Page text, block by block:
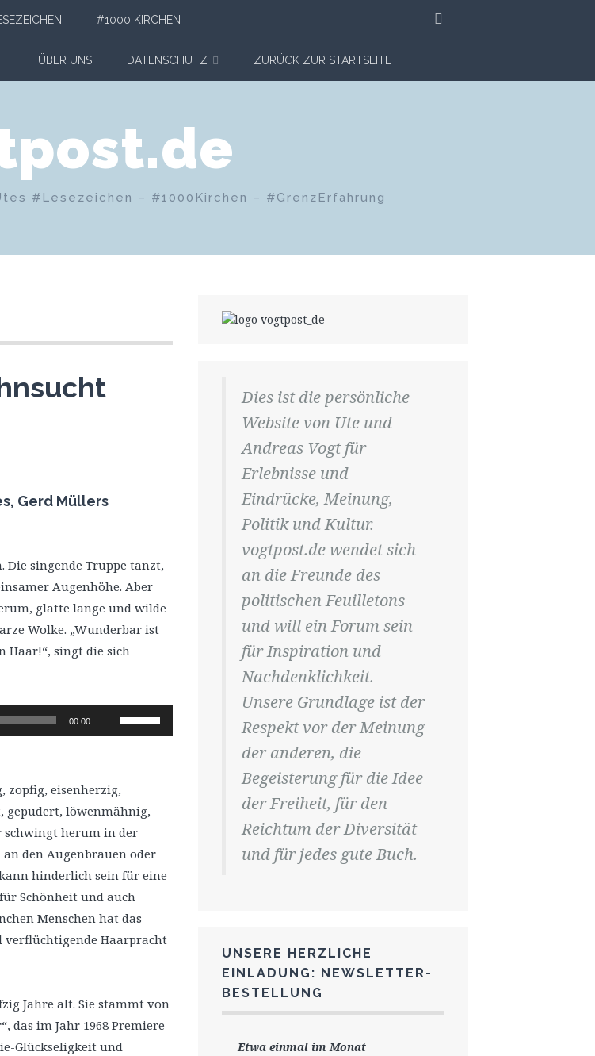
#1000 KIRCHEN
ÜBER UNS DATENSCHUTZ ZURÜCK ZUR STARTSEITE
#Lesezeichen – #1000Kirchen – #GrenzErfahrung
Gerd Müllers
Die singende Truppe tanzt,
Augenhöhe. Aber
glatte lange und wilde
Wolke. „Wunderbar ist
Haar!“, singt die sich
00:00
Pfeiltasten
Hoch/Runter
die
Lautstärke
zopfig, eisenherzig,
gepudert, löwenmähnig,
schwingt herum in der
den Augenbrauen oder
hinderlich sein für eine
Schönheit und auch
Menschen hat das
verflüchtigende Haarpracht
Jahre alt. Sie stammt von
das im Jahr 1968 Premiere
Glückseligkeit und
Dies ist die persönliche
Website von Ute und
Andreas Vogt für
Erlebnisse und
Eindrücke, Meinung,
Politik und Kultur.
vogtpost.de wendet sich
an die Freunde des
politischen Feuilletons
und will ein Forum sein
für Inspiration und
Nachdenklichkeit.
Unsere Grundlage ist der
Respekt vor der Meinung
der anderen, die
Begeisterung für die Idee
der Freiheit, für den
Reichtum der Diversität
und für jedes gute Buch.
UNSERE HERZLICHE
EINLADUNG: NEWSLETTER-
BESTELLUNG
Etwa einmal im Monat